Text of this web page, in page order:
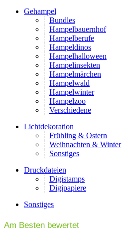
Gehampel
Bundles
Hampelbauernhof
Hampelberufe
Hampeldinos
Hampelhalloween
Hampelinsekten
Hampelmärchen
Hampelwald
Hampelwinter
Hampelzoo
Verschiedene
Lichtdekoration
Frühling & Ostern
Weihnachten & Winter
Sonstiges
Druckdateien
Digistamps
Digipapiere
Sonstiges
Am Besten bewertet